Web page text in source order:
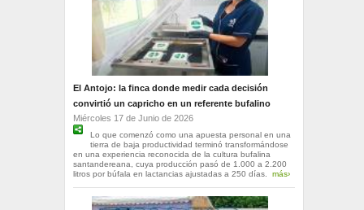
El Antojo: la finca donde medir cada decisión
convirtió un capricho en un referente bufalino
Miércoles 17 de Junio de 2026
Lo que comenzó como una apuesta personal en una
tierra de baja productividad terminó transformándose
en una experiencia reconocida de la cultura bufalina
santandereana, cuya producción pasó de 1.000 a 2.200
litros por búfala en lactancias ajustadas a 250 días. más›